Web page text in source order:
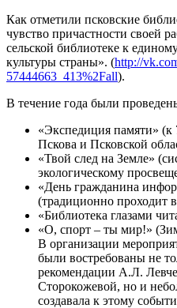
Как отметили псковские
чувство причастности своей
сельской библиотеке к
культуры страны». (http://
57444663_413%2Fall).
В течение года были
«Экспедиция памяти» (к
Пскова и Псковской
«Твой след на Земле»
экологическому
«День гражданина
(традиционно проходит
«Библиотека глазами
«О, спорт – ты мир!»
В организации
были востребованы не
рекомендации А.Л.
Сторокожевой, но и
создавала к этому